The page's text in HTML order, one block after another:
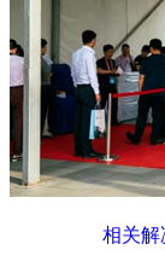
相关解